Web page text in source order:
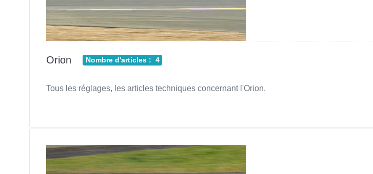
Orion Nombre d'articles : 4
Tous les réglages, les articles techniques concernant l'Orion.